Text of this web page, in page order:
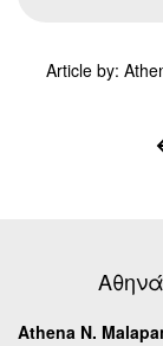
Article by:
Athena N.